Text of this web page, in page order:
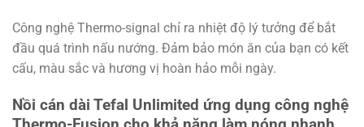
Công nghệ Thermo-signal chỉ ra nhiệt độ lý tưởng để bắt
đầu quá trình nấu nướng. Đảm bảo món ăn của bạn có kết
cấu, màu sắc và hương vị hoàn hảo mỗi ngày.
Nồi cán dài Tefal Unlimited ứng dụng công nghệ